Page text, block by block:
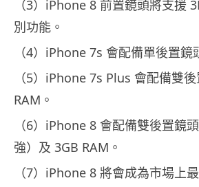
（3）iPhone 8 前置鏡頭將支援
別功能。
（4）iPhone 7s 會配備單後置鏡
（5）iPhone 7s Plus 會配備雙
RAM。
（6）iPhone 8 會配備雙後置鏡
強）及 3GB RAM。
（7）iPhone 8 將會成為市場上